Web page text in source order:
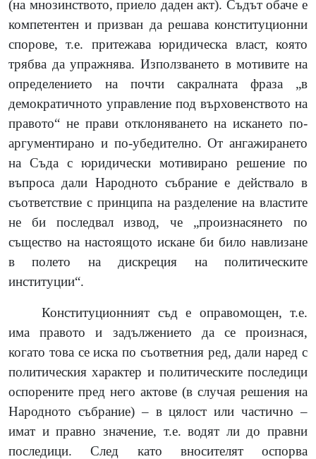
(на мнозинството, приело даден акт). Съдът обаче е
компетентен и призван да решава конституционни
спорове, т.е. притежава юридическа власт, която
трябва да упражнява. Използването в мотивите на
определението на почти сакралната фраза „в
демократичното управление под върховенството на
правото“ не прави отклоняването на искането по-
аргументирано и по-убедително. От ангажирането
на Съда с юридически мотивирано решение по
въпроса дали Народното събрание е действало в
съответствие с принципа на разделение на властите
не би последвал извод, че „произнасянето по
същество на настоящото искане би било навлизане
в полето на дискреция на политическите
институции“.
Конституционният съд е оправомощен, т.е.
има правото и задължението да се произнася,
когато това се иска по съответния ред, дали наред с
политическия характер и политическите последици
оспорените пред него актове (в случая решения на
Народното събрание)– в цялост или частично –
имат и правно значение, т.е. водят ли до правни
последици. След като вносителят оспорва